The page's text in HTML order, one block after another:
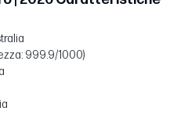
999.9/1000)